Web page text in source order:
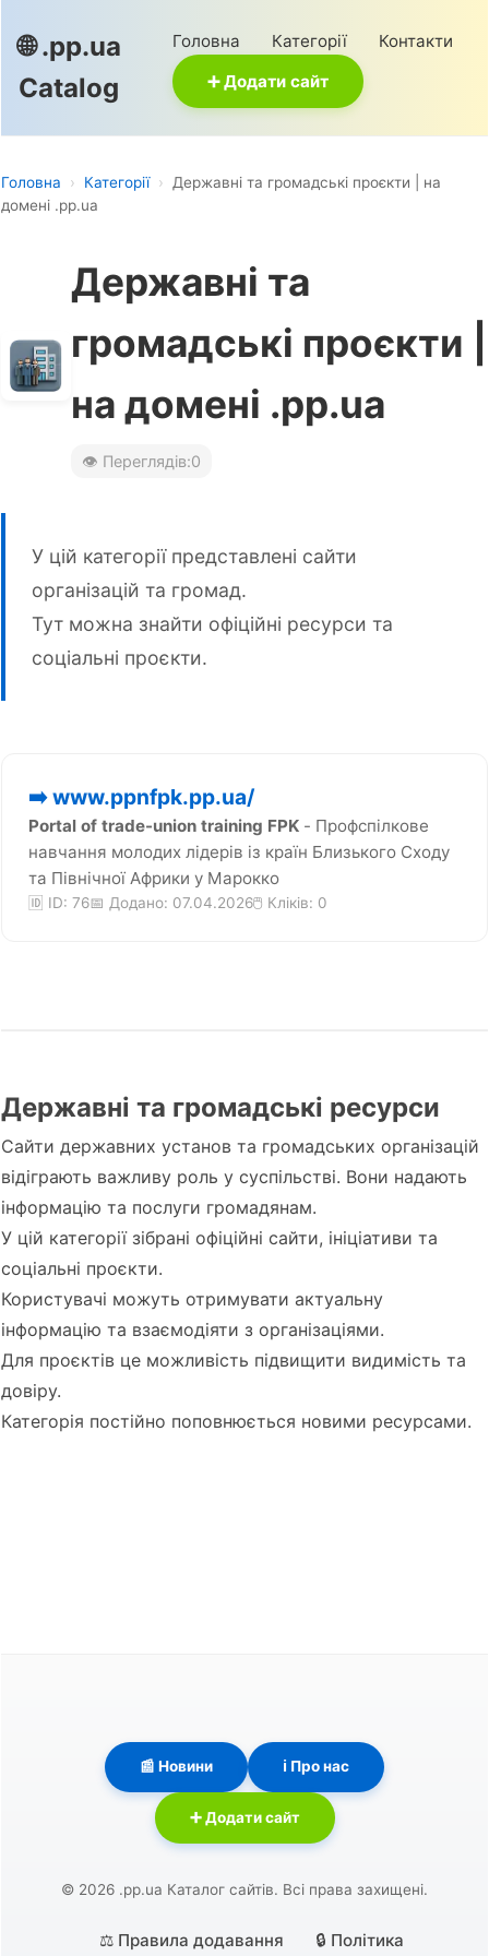
🌐 .pp.ua
Catalog
Головна Категорії
Контакти
➕ Додати сайт
Головна › Категорії ›
Державні та громадські проєкти | на
домені .pp.ua
Державні та
громадські проєкти |
на домені .pp.ua
👁️ Переглядів:0
У цій категорії представлені сайти
організацій та громад.
Тут можна знайти офіційні ресурси та
соціальні проєкти.
➡️ www.ppnfpk.pp.ua/
Portal of trade-union training FPK - Профспілкове
навчання молодих лідерів із країн Близького Сходу
та Північної Африки у Марокко
🆔 ID: 76📅 Додано: 07.04.2026🖱️ Кліків: 0
Державні та громадські ресурси
Сайти державних установ та громадських організацій
відіграють важливу роль у суспільстві. Вони надають
інформацію та послуги громадянам.
У цій категорії зібрані офіційні сайти, ініціативи та
соціальні проєкти.
Користувачі можуть отримувати актуальну
інформацію та взаємодіяти з організаціями.
Для проєктів це можливість підвищити видимість та
довіру.
Категорія постійно поповнюється новими ресурсами.
📰 Новини ℹ️ Про нас
➕ Додати сайт
© 2026 .pp.ua Каталог сайтів. Всі права захищені.
⚖️ Правила додавання
🔒 Політика